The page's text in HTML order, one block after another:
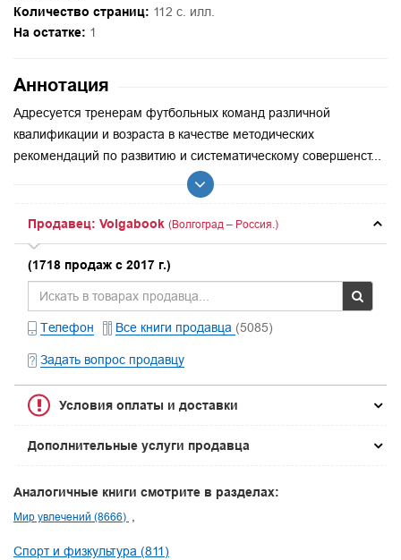
Количество страниц: 112 с. илл.
На остатке: 1
Аннотация
Адресуется тренерам футбольных команд различной
квалификации и возраста в качестве методических
рекомендаций по развитию и систематическому совершенст...
Продавец: Volgabook (Волгоград – Россия.)
(1718 продаж с 2017 г.)
Телефон Все книги продавца (5085)
Задать вопрос продавцу
Условия оплаты и доставки
Дополнительные услуги продавца
Аналогичные книги смотрите в разделах:
Мир увлечений (8666)
Спорт и физкультура (811)